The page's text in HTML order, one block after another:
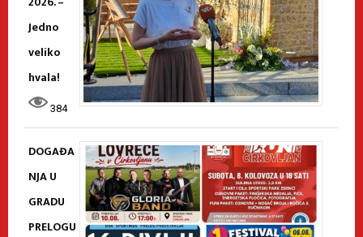
Jedno
veliko
hvala!
384
DOGAĐA
NJA U
GRADU
PRELOGU